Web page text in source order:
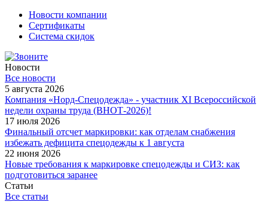
Новости компании
Cертификаты
Система скидок
Новости
Все новости
5 августа 2026
Компания «Норд-Спецодежда» - участник XI Всероссийской
недели охраны труда (ВНОТ-2026)!
17 июля 2026
Финальный отсчет маркировки: как отделам снабжения
избежать дефицита спецодежды к 1 августа
22 июня 2026
Новые требования к маркировке спецодежды и СИЗ: как
подготовиться заранее
Статьи
Все статьи